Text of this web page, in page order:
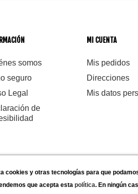
somos
seguro
Legal
de
MI CUENTA
Mis pedidos
Direcciones
Mis datos
cookies y otras tecnologías para que
que acepta esta política. En ningún